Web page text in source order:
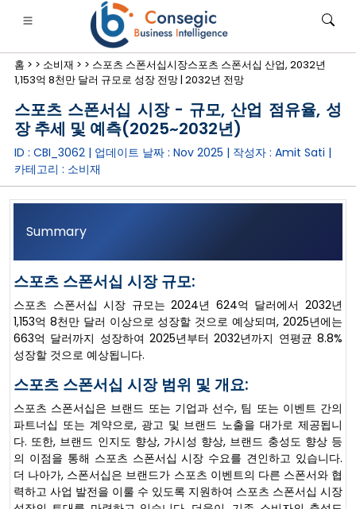
·금융·보험• 소비재 • 에너지 및 전력• 식품 및 음료
• 사례 연구
홈 > > 소비재 > > 스포츠 스폰서십시장스포츠 스폰서십 산업, 2032년
1,153억 8천만 달러 규모로 성장 전망 | 2032년 전망
스포츠 스폰서십 시장 - 규모, 산업 점유율, 성
장 추세 및 예측(2025~2032년)
ID : CBI_3062 | 업데이트 날짜 : Nov 2025 | 작성자 : Amit Sati |
카테고리 : 소비재
Summary
스포츠 스폰서십 시장 규모:
스포츠 스폰서십 시장 규모는 2024년 624억 달러에서 2032년
1,153억 8천만 달러 이상으로 성장할 것으로 예상되며, 2025년에는
663억 달러까지 성장하여 2025년부터 2032년까지 연평균 8.8%
성장할 것으로 예상됩니다.
스포츠 스폰서십 시장 범위 및 개요:
스포츠 스폰서십은 브랜드 또는 기업과 선수, 팀 또는 이벤트 간의
파트너십 또는 계약으로, 광고 및 브랜드 노출을 대가로 제공됩니
다. 또한, 브랜드 인지도 향상, 가시성 향상, 브랜드 충성도 향상 등
의 이점을 통해 스포츠 스폰서십 시장 수요를 견인하고 있습니다.
더 나아가, 스폰서십은 브랜드가 스포츠 이벤트의 다른 스폰서와 협
력하고 사업 발전을 이룰 수 있도록 지원하여 스포츠 스폰서십 시장